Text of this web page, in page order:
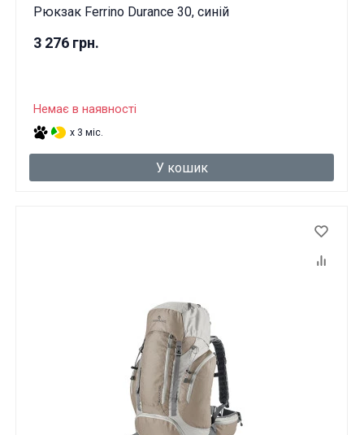
Рюкзак Ferrino Durance 30, синій
3 276 грн.
Немає в наявності
x 3 міс.
У кошик
Ці товари продаються особам, які
Вам виповнилося 18 років?